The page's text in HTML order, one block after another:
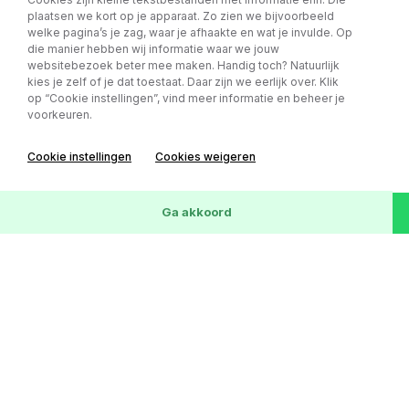
156.218 km 12-09-2016 SUV Marge
plaatsen we kort op je apparaat. Zo zien we bijvoorbeeld
welke pagina’s je zag, waar je afhaakte en wat je invulde. Op
die manier hebben wij informatie waar we jouw
websitebezoek beter mee maken. Handig toch? Natuurlijk
kies je zelf of je dat toestaat. Daar zijn we eerlijk over. Klik
op “Cookie instellingen”, vind meer informatie en beheer je
voorkeuren.
Cookie instellingen Cookies weigeren
Ga akkoord